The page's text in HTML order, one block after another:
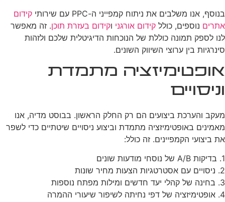
בנוסף, אנו משלבים את ניתוח קמפייני ה-PPC עם שירותי
קידום
אתרים נוספים, כולל קידום אורגני וקידום בעזרת תוכן. זה מאפשר
לנו לספק תמונה כוללת של הנוכחות הדיגיטלית שלכם ולזהות
סינרגיות בין ערוצי השיווק השונים.
אופטימיזציה מתמדת
וניסויים
מעקב והערכת ביצועים הם רק החלק הראשון. בבוסט מדיה, אנו
מאמינים באופטימיזציה מתמדת וביצוע ניסויים שיטתיים כדי לשפר
את ביצועי הקמפיינים. זה כולל:
1. בדיקות A/B של נוסחי מודעות שונים
2. ניסויים עם אסטרטגיות הצעות מחיר שונות
3. בחינה של קהלי יעד חדשים ומילות מפתח נוספות
4. אופטימיזציה של דפי נחיתה לשיפור שיעורי ההמרה